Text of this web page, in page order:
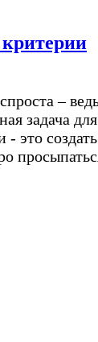
–
задача для
это создать